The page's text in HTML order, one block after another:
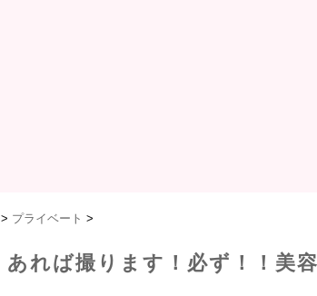
> プライベート >
あれば撮ります！必ず！！美